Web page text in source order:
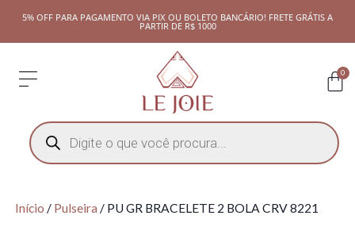
5% OFF PARA PAGAMENTO VIA PIX OU BOLETO BANCÁRIO! FRETE GRÁTIS A
PARTIR DE R$ 1000
0
Início / Pulseira / PU GR BRACELETE 2 BOLA CRV 8221